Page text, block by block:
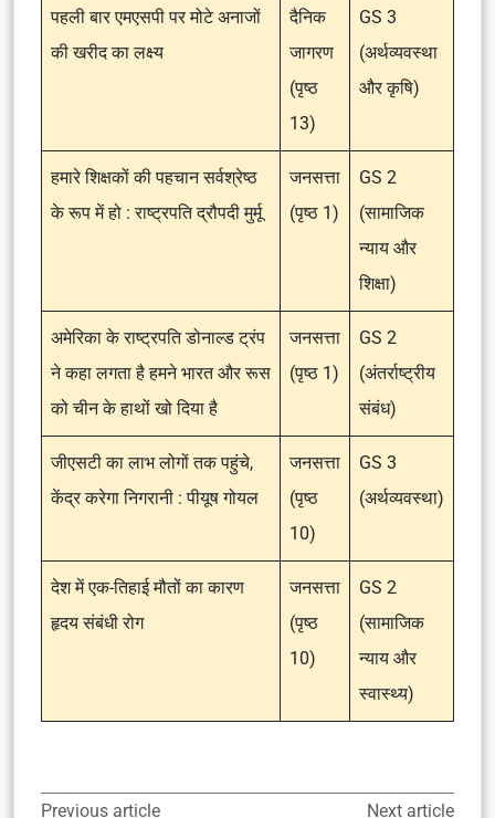
पहली बार एमएसपी पर मोटे अनाजों
की खरीद का लक्ष्य
दैनिक
जागरण
(पृष्ठ
13)
GS 3
(अर्थव्यवस्था
और कृषि)
हमारे शिक्षकों की पहचान सर्वश्रेष्ठ
के रूप में हो : राष्ट्रपति द्रौपदी मुर्मू
जनसत्ता
(पृष्ठ 1)
GS 2
(सामाजिक
न्याय और
शिक्षा)
अमेरिका के राष्ट्रपति डोनाल्ड ट्रंप
ने कहा लगता है हमने भारत और रूस
को चीन के हाथों खो दिया है
जनसत्ता
(पृष्ठ 1)
GS 2
(अंतर्राष्ट्रीय
संबंध)
जीएसटी का लाभ लोगों तक पहुंचे,
केंद्र करेगा निगरानी : पीयूष गोयल
जनसत्ता
(पृष्ठ
10)
GS 3
(अर्थव्यवस्था)
देश में एक-तिहाई मौतों का कारण
हृदय संबंधी रोग
जनसत्ता
(पृष्ठ
10)
GS 2
(सामाजिक
न्याय और
स्वास्थ्य)
Previous article Next article